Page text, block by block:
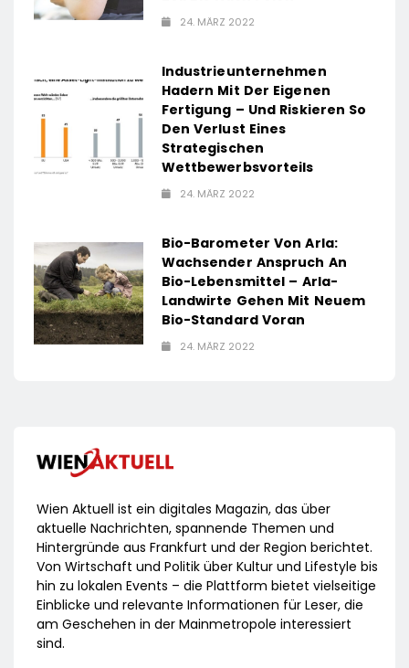
24. MÄRZ 2022
Industrieunternehmen
Hadern Mit Der Eigenen
Fertigung – Und Riskieren So
Den Verlust Eines
Strategischen
Wettbewerbsvorteils
24. MÄRZ 2022
Bio-Barometer Von Arla:
Wachsender Anspruch An
Bio-Lebensmittel – Arla-
Landwirte Gehen Mit Neuem
Bio-Standard Voran
24. MÄRZ 2022
Wien Aktuell ist ein digitales Magazin, das über
aktuelle Nachrichten, spannende Themen und
Hintergründe aus Frankfurt und der Region berichtet.
Von Wirtschaft und Politik über Kultur und Lifestyle bis
hin zu lokalen Events – die Plattform bietet vielseitige
Einblicke und relevante Informationen für Leser, die
am Geschehen in der Mainmetropole interessiert
sind.